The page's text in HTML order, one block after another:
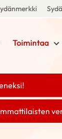
Toimintaa